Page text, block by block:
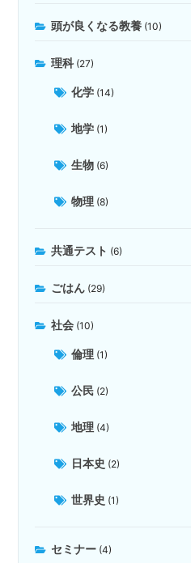
頭が良くなる教養 (10)
理科 (27)
化学 (14)
地学 (1)
生物 (6)
物理 (8)
共通テスト (6)
ごはん (29)
社会 (10)
倫理 (1)
公民 (2)
地理 (4)
日本史 (2)
世界史 (1)
セミナー (4)